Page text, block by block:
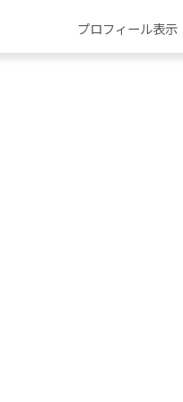
プロフィール表示